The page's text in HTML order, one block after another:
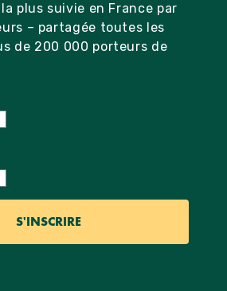
plus suivie en France par
– partagée toutes les
de 200 000 porteurs de